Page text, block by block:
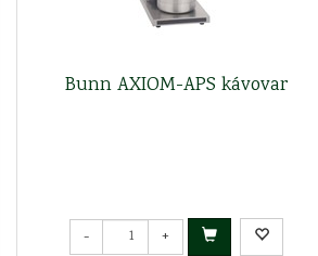
Bunn AXIOM-APS kávovar
- +